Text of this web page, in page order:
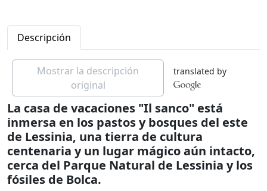
Descripción
Mostrar la descripción
original
translated by
La casa de vacaciones "Il sanco" está
inmersa en los pastos y bosques del este
de Lessinia, una tierra de cultura
centenaria y un lugar mágico aún intacto,
cerca del Parque Natural de Lessinia y los
fósiles de Bolca.